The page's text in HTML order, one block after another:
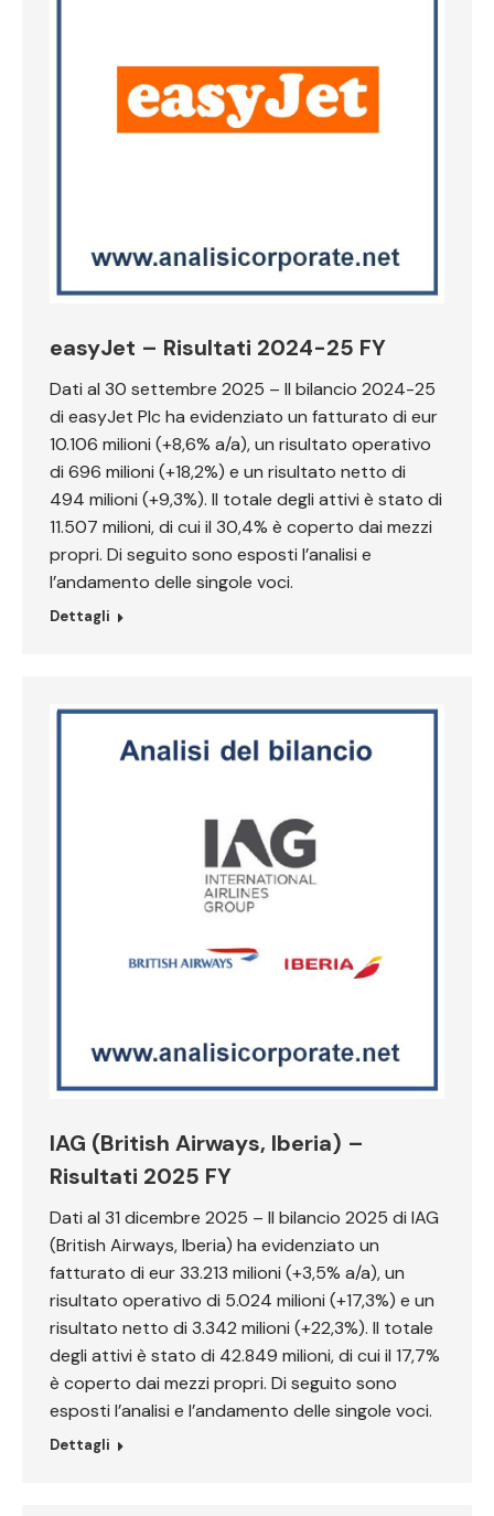
easyJet – Risultati 2024-25 FY
Dati al 30 settembre 2025 – Il bilancio 2024-25
di easyJet Plc ha evidenziato un fatturato di eur
10.106 milioni (+8,6% a/a), un risultato operativo
di 696 milioni (+18,2%) e un risultato netto di
494 milioni (+9,3%). Il totale degli attivi è stato di
11.507 milioni, di cui il 30,4% è coperto dai mezzi
propri. Di seguito sono esposti l’analisi e
l’andamento delle singole voci.
Dettagli
IAG (British Airways, Iberia) –
Risultati 2025 FY
Dati al 31 dicembre 2025 – Il bilancio 2025 di IAG
(British Airways, Iberia) ha evidenziato un
fatturato di eur 33.213 milioni (+3,5% a/a), un
risultato operativo di 5.024 milioni (+17,3%) e un
risultato netto di 3.342 milioni (+22,3%). Il totale
degli attivi è stato di 42.849 milioni, di cui il 17,7%
è coperto dai mezzi propri. Di seguito sono
esposti l’analisi e l’andamento delle singole voci.
Dettagli